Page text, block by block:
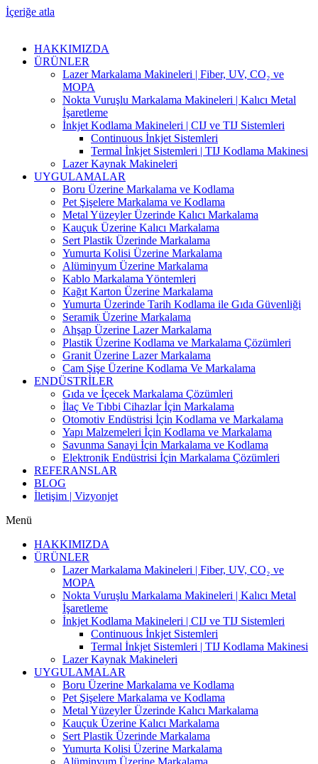
İçeriğe atla
HAKKIMIZDA
ÜRÜNLER
Lazer Markalama Makineleri | Fiber, UV, CO₂ ve
MOPA
Nokta Vuruşlu Markalama Makineleri | Kalıcı Metal
İşaretleme
İnkjet Kodlama Makineleri | CIJ ve TIJ Sistemleri
Continuous İnkjet Sistemleri
Termal İnkjet Sistemleri | TIJ Kodlama Makinesi
Lazer Kaynak Makineleri
UYGULAMALAR
Boru Üzerine Markalama ve Kodlama
Pet Şişelere Markalama ve Kodlama
Metal Yüzeyler Üzerinde Kalıcı Markalama
Kauçuk Üzerine Kalıcı Markalama
Sert Plastik Üzerinde Markalama
Yumurta Kolisi Üzerine Markalama
Alüminyum Üzerine Markalama
Kablo Markalama Yöntemleri
Kağıt Karton Üzerine Markalama
Yumurta Üzerinde Tarih Kodlama ile Gıda Güvenliği
Seramik Üzerine Markalama
Ahşap Üzerine Lazer Markalama
Plastik Üzerine Kodlama ve Markalama Çözümleri
Granit Üzerine Lazer Markalama
Cam Şişe Üzerine Kodlama Ve Markalama
ENDÜSTRİLER
Gıda ve İçecek Markalama Çözümleri
İlaç Ve Tıbbi Cihazlar İçin Markalama
Otomotiv Endüstrisi İçin Kodlama ve Markalama
Yapı Malzemeleri İçin Kodlama ve Markalama
Savunma Sanayi İçin Markalama ve Kodlama
Elektronik Endüstrisi İçin Markalama Çözümleri
REFERANSLAR
BLOG
İletişim | Vizyonjet
Menü
HAKKIMIZDA
ÜRÜNLER
Lazer Markalama Makineleri | Fiber, UV, CO₂ ve
MOPA
Nokta Vuruşlu Markalama Makineleri | Kalıcı Metal
İşaretleme
İnkjet Kodlama Makineleri | CIJ ve TIJ Sistemleri
Continuous İnkjet Sistemleri
Termal İnkjet Sistemleri | TIJ Kodlama Makinesi
Lazer Kaynak Makineleri
UYGULAMALAR
Boru Üzerine Markalama ve Kodlama
Pet Şişelere Markalama ve Kodlama
Metal Yüzeyler Üzerinde Kalıcı Markalama
Kauçuk Üzerine Kalıcı Markalama
Sert Plastik Üzerinde Markalama
Yumurta Kolisi Üzerine Markalama
Alüminyum Üzerine Markalama